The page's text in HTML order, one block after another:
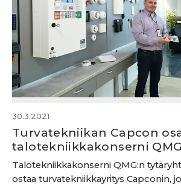
30.3.2021
Turvatekniikan Capcon
talotekniikkakonserni
Talotekniikkakonserni QMG:n
ostaa turvatekniikkayritys Capconin,